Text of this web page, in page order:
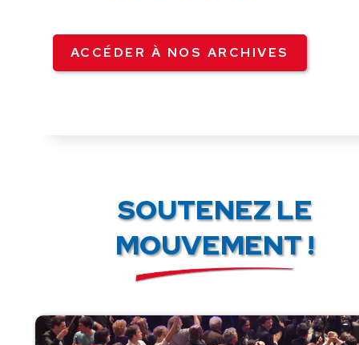
ACCÉDER À NOS ARCHIVES
SOUTENEZ LE
MOUVEMENT !